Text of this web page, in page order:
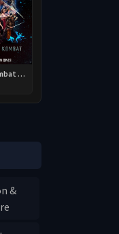
Mortal Kombat II 2026 HD 720p Latino
&